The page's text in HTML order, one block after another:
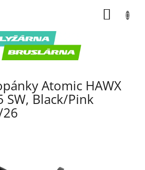
Atomic HAWX
SW, Black/Pink